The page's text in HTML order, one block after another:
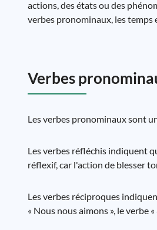
actions, des états ou des
verbes pronominaux, les temps
Verbes
Les verbes pronominaux sont
Les verbes réfléchis indiquent
réflexif, car l'action de blesser
Les verbes réciproques
« Nous nous aimons », le verbe